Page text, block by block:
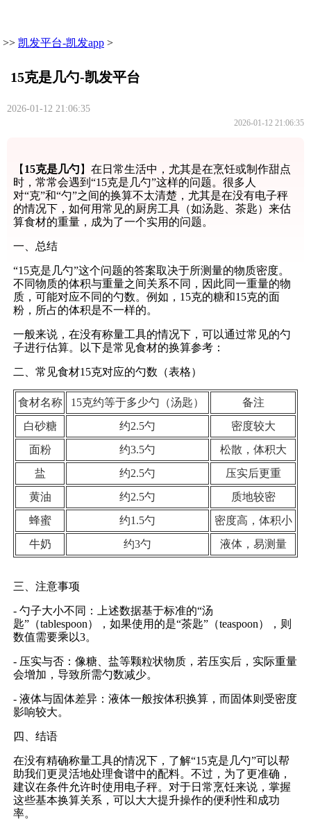
>> 凯发平台-凯发app >
15克是几勺-凯发平台
2026-01-12 21:06:35
2026-01-12 21:06:35
【 15克是几勺 】在日常生活中，尤其是在烹饪或制作甜点
时，常常会遇到“15克是几勺”这样的问题。很多人
对“克”和“勺”之间的换算不太清楚，尤其是在没有电子秤
的情况下，如何用常见的厨房工具（如汤匙、茶匙）来估
算食材的重量，成为了一个实用的问题。
一、总结
“15克是几勺”这个问题的答案取决于所测量的物质密度。
不同物质的体积与重量之间关系不同，因此同一重量的物
质，可能对应不同的勺数。例如，15克的糖和15克的面
粉，所占的体积是不一样的。
一般来说，在没有称量工具的情况下，可以通过常见的勺
子进行估算。以下是常见食材的换算参考：
二、常见食材15克对应的勺数（表格）
食材名称 15克约等于多少勺（汤匙）
备注
白砂糖
约2.5勺
密度较大
面粉
约3.5勺
松散，体积大
盐
约2.5勺
压实后更重
黄油
约2.5勺
质地较密
蜂蜜
约1.5勺
密度高，体积小
牛奶
约3勺 液体，易测量
三、注意事项
- 勺子大小不同：上述数据基于标准的“汤
匙”（tablespoon），如果使用的是“茶匙”（teaspoon），则
数值需要乘以3。
- 压实与否：像糖、盐等颗粒状物质，若压实后，实际重量
会增加，导致所需勺数减少。
- 液体与固体差异：液体一般按体积换算，而固体则受密度
影响较大。
四、结语
在没有精确称量工具的情况下，了解“15克是几勺”可以帮
助我们更灵活地处理食谱中的配料。不过，为了更准确，
建议在条件允许时使用电子秤。对于日常烹饪来说，掌握
这些基本换算关系，可以大大提升操作的便利性和成功
率。